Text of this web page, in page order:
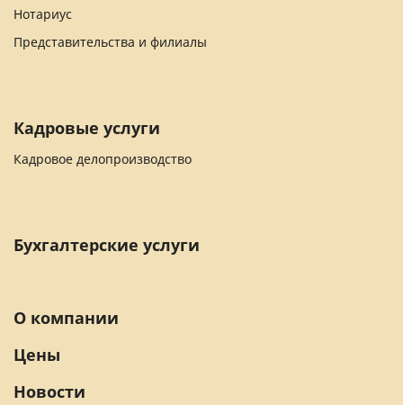
Нотариус
Представительства и филиалы
Кадровые услуги
Кадровое делопроизводство
Бухгалтерские услуги
О компании
Цены
Новости